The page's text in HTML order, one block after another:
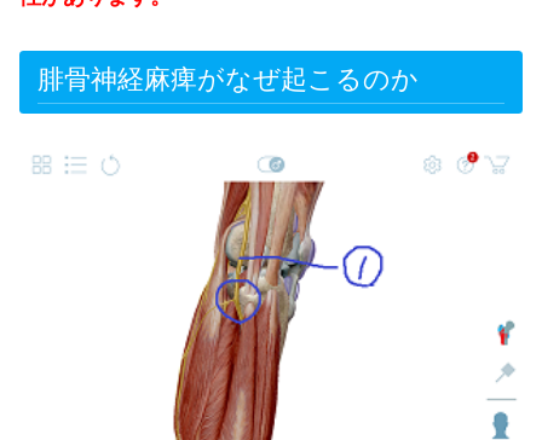
腓骨神経麻痺がなぜ起こるのか